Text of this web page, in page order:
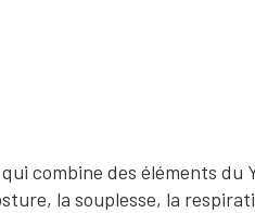
combine des éléments du
la souplesse, la